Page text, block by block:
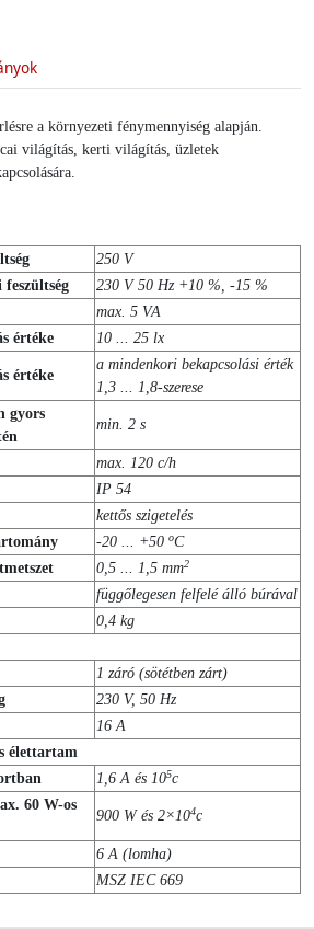
a környezeti fénymennyiség alapján.
világítás, kerti világítás, üzletek
250 V
feszültség
230 V 50 Hz +10 %, -15 %
max. 5 VA
értéke
10 ... 25 lx
értéke
a mindenkori bekapcsolási érték
1,3 ... 1,8-szerese
gyors
min. 2 s
max. 120 c/h
IP 54
kettős szigetelés
-20 ... +50 oC
0,5 ... 1,5 mm2
függőlegesen felfelé álló búrával
0,4 kg
1 záró (sötétben zárt)
230 V, 50 Hz
16 A
élettartam
1,6 A és 105c
60 W-os
900 W és 2×104c
6 A (lomha)
MSZ IEC 669